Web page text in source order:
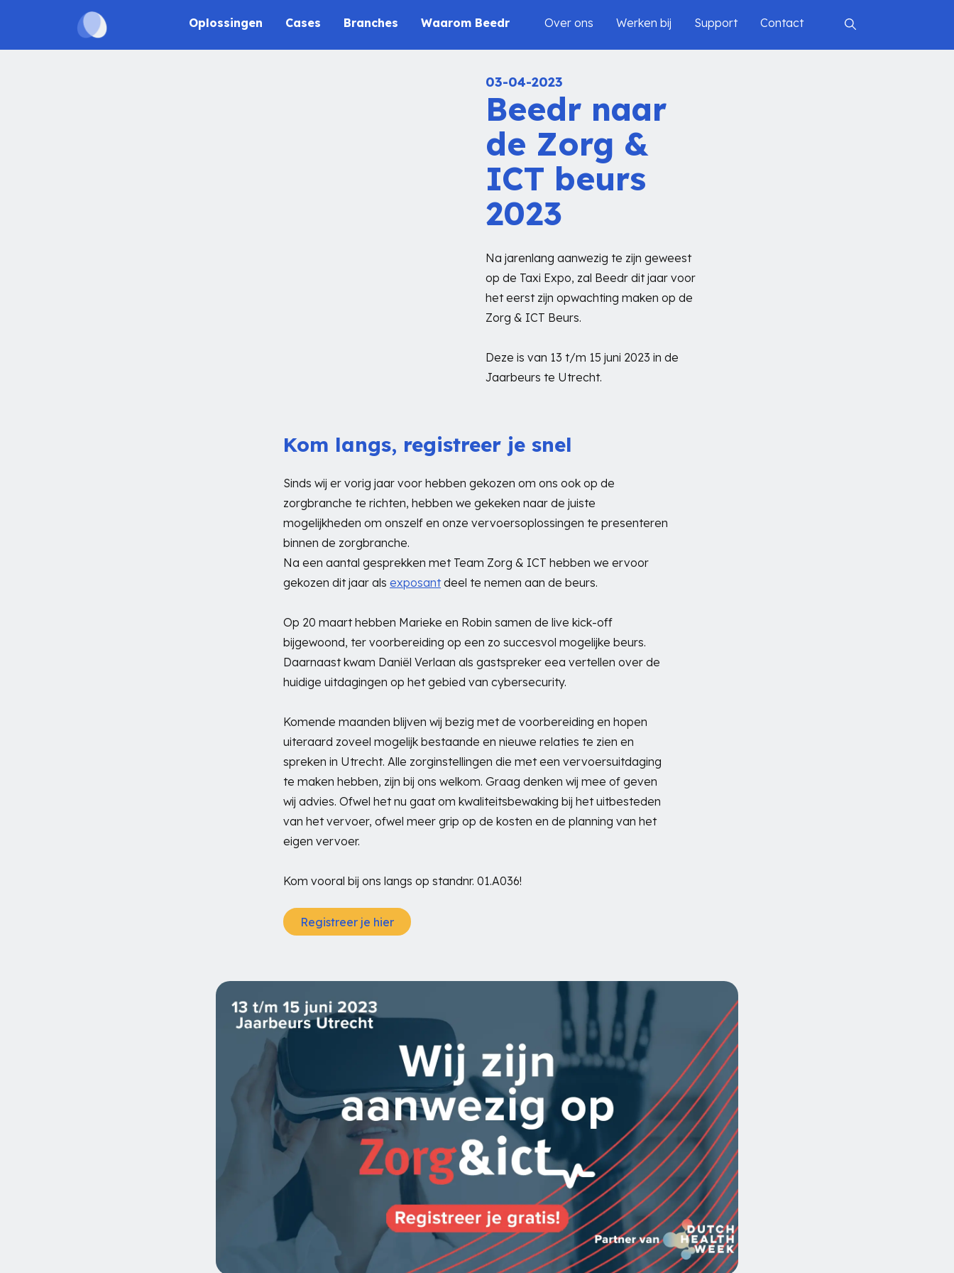
Oplossingen Cases Branches Waarom Beedr Over ons Werken bij Support Contact
03-04-2023
Beedr naar
de Zorg &
ICT beurs
2023
Na jarenlang aanwezig te zijn geweest
op de Taxi Expo, zal Beedr dit jaar voor
het eerst zijn opwachting maken op de
Zorg & ICT Beurs.
Deze is van 13 t/m 15 juni 2023 in de
Jaarbeurs te Utrecht.
Kom langs, registreer je snel
Sinds wij er vorig jaar voor hebben gekozen om ons ook op de
zorgbranche te richten, hebben we gekeken naar de juiste
mogelijkheden om onszelf en onze vervoersoplossingen te presenteren
binnen de zorgbranche.
Na een aantal gesprekken met Team Zorg & ICT hebben we ervoor
gekozen dit jaar als exposantdeel te nemen aan de beurs.
Op 20 maart hebben Marieke en Robin samen de live kick-off
bijgewoond, ter voorbereiding op een zo succesvol mogelijke beurs.
Daarnaast kwam Daniël Verlaan als gastspreker eea vertellen over de
huidige uitdagingen op het gebied van cybersecurity.
Komende maanden blijven wij bezig met de voorbereiding en hopen
uiteraard zoveel mogelijk bestaande en nieuwe relaties te zien en
spreken in Utrecht. Alle zorginstellingen die met een vervoersuitdaging
te maken hebben, zijn bij ons welkom. Graag denken wij mee of geven
wij advies. Ofwel het nu gaat om kwaliteitsbewaking bij het uitbesteden
van het vervoer, ofwel meer grip op de kosten en de planning van het
eigen vervoer.
Kom vooral bij ons langs op standnr. 01.A036!
Registreer je hier